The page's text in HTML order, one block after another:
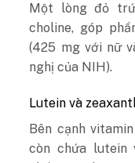
Một lòng đỏ
choline, góp
(425 mg với nữ
nghị của NIH).
Lutein và
Bên cạnh
còn chứa lutein